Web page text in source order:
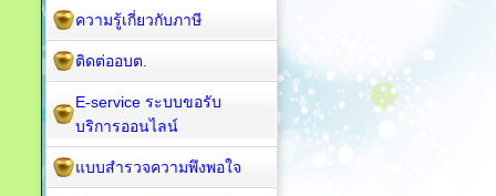
ความรู้เกี่ยวกับภาษี
ติดต่ออบต.
E-service ระบบขอรับ
บริการออนไลน์
แบบสำรวจความพึงพอใจ